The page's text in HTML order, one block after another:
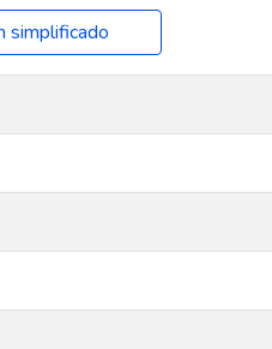
simplificado